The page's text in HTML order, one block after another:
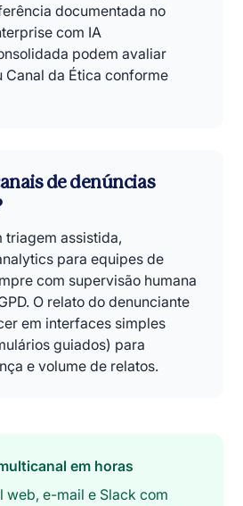
documentada no
com IA
podem avaliar
Canal da Ética conforme
de denúncias
triagem assistida,
para equipes de
com supervisão humana
O relato do denunciante
em interfaces simples
guiados) para
e volume de relatos.
em horas
web, e-mail e Slack com